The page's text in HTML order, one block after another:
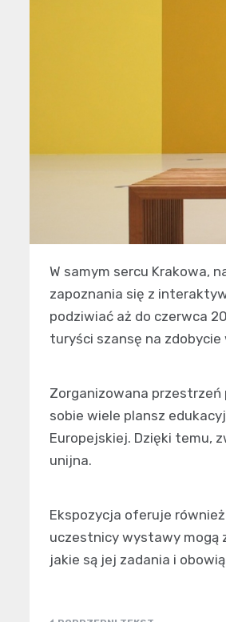
W samym sercu Krakowa,
zapoznania się z
podziwiać aż do czerwca
turyści szansę na
Zorganizowana
sobie wiele plansz
Europejskiej. Dzięki temu,
unijna.
Ekspozycja oferuje
uczestnicy wystawy mogą
jakie są jej zadania i